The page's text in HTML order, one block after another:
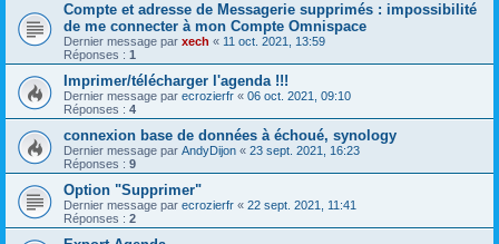
Compte et adresse de Messagerie supprimés : impossibilité
de me connecter à mon Compte Omnispace
Dernier message par xech « 11 oct. 2021, 13:59
Réponses : 1
Imprimer/télécharger l'agenda !!!
Dernier message par ecrozierfr « 06 oct. 2021, 09:10
Réponses : 4
connexion base de données à échoué, synology
Dernier message par AndyDijon « 23 sept. 2021, 16:23
Réponses : 9
Option "Supprimer"
Dernier message par ecrozierfr « 22 sept. 2021, 11:41
Réponses : 2